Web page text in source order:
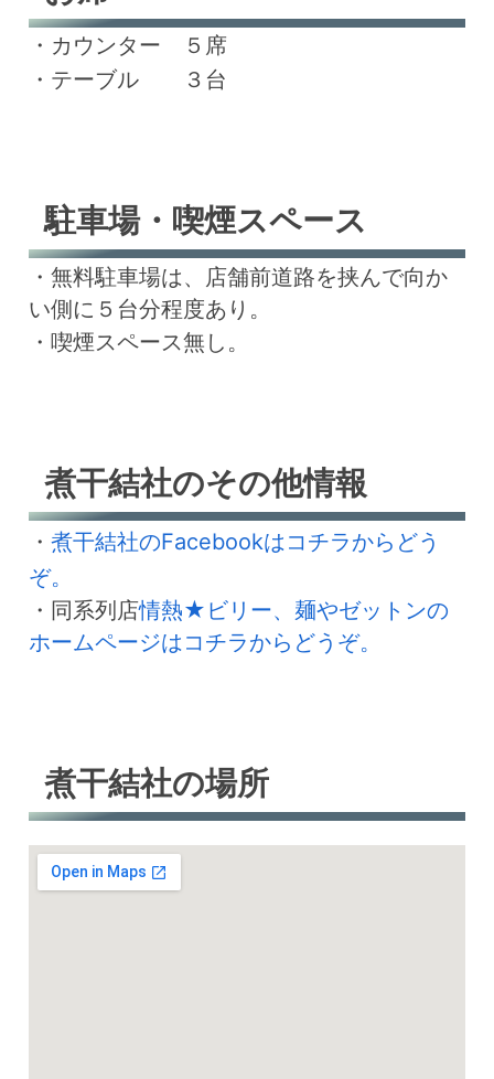
・カウンター ５席
・テーブル ３台
駐車場・喫煙スペース
・無料駐車場は、店舗前道路を挟んで向か
い側に５台分程度あり。
・喫煙スペース無し。
煮干結社のその他情報
・ 煮干結社のFacebookはコチラからどう
ぞ。
・同系列店情熱★ビリー、麺やゼットンの
ホームページはコチラからどうぞ。
煮干結社の場所